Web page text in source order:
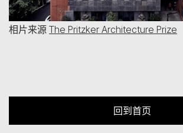
相片来源 The Pritzker Architecture Prize
回到首页